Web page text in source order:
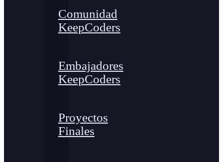
Comunidad
KeepCoders
Embajadores
KeepCoders
Proyectos
Finales